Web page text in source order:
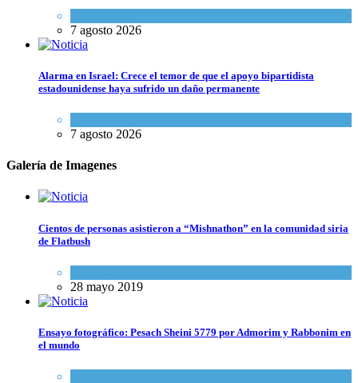
7 agosto 2026
Alarma en Israel: Crece el temor de que el apoyo bipartidista
estadounidense haya sufrido un daño permanente
7 agosto 2026
Galería de Imagenes
Cientos de personas asistieron a “Mishnathon” en la comunidad siria
de Flatbush
28 mayo 2019
Ensayo fotográfico: Pesach Sheini 5779 por Admorim y Rabbonim en
el mundo